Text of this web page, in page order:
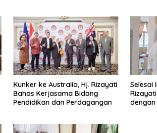
Kunker ke Australia, Hj. Rizayati
Bahas Kerjasama Bidang
Pendidikan dan Perdagangan
Selesai
dengan